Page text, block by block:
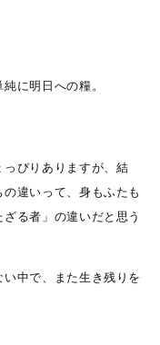
に明日への糧。
ぴりありますが、結
違いって、身もふたも
る者」の違いだと思う
中で、また生き残りを